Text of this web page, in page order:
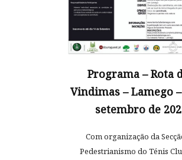
Programa – Rota
Vindimas – Lamego
setembro de
Com organização da
Pedestrianismo do Ténis